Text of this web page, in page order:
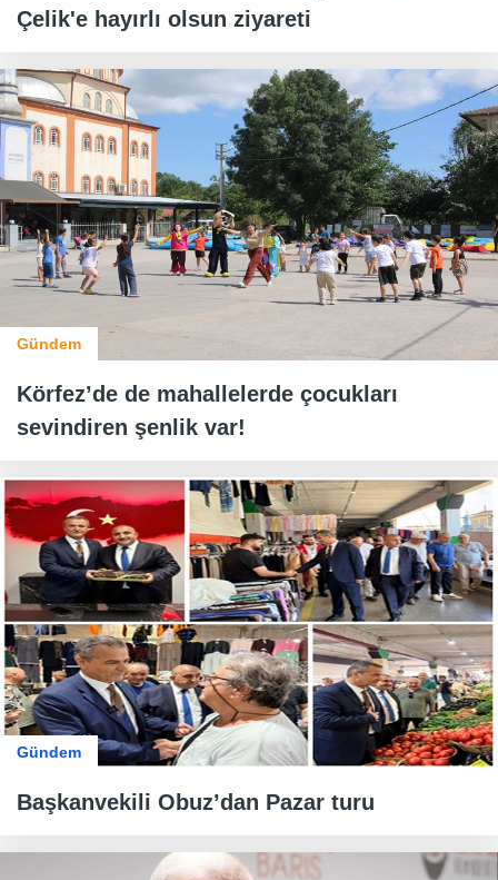
Çelik'e hayırlı olsun ziyareti
Gündem
Körfez’de de mahallelerde çocukları
sevindiren şenlik var!
Gündem
Başkanvekili Obuz’dan Pazar turu